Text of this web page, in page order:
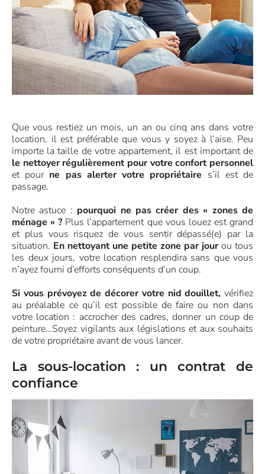
Que vous restiez un mois, un an ou cinq ans dans votre
location, il est préférable que vous y soyez à l’aise. Peu
importe la taille de votre appartement, il est important de
le nettoyer régulièrement pour votre confort personnel
et pour ne pas alerter votre propriétaire s’il est de
passage.
Notre astuce : pourquoi ne pas créer des « zones de
ménage » ? Plus l’appartement que vous louez est grand
et plus vous risquez de vous sentir dépassé(e) par la
situation. En nettoyant une petite zone par jourou tous
les deux jours, votre location resplendira sans que vous
n’ayez fourni d’efforts conséquents d’un coup.
Si vous prévoyez de décorer votre nid douillet, vérifiez
au préalable ce qu’il est possible de faire ou non dans
votre location : accrocher des cadres, donner un coup de
peinture…Soyez vigilants aux législations et aux souhaits
de votre propriétaire avant de vous lancer.
La sous-location : un contrat de
confiance